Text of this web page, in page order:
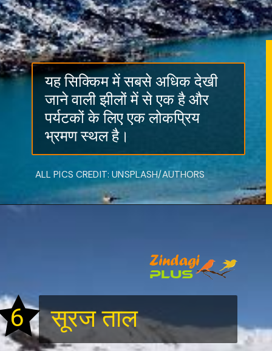
यह सिक्किम में सबसे अधिक देखी
जाने वाली झीलों में से एक है और
पर्यटकों के लिए एक लोकप्रिय
भ्रमण स्थल है।
ALL PICS CREDIT: UNSPLASH/AUTHORS
6 सूरज ताल